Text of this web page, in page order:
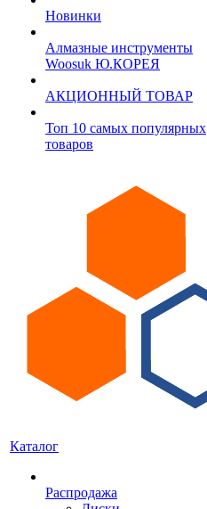
Новинки
Алмазные инструменты
Woosuk Ю.КОРЕЯ
АКЦИОННЫЙ ТОВАР
Топ 10 самых популярных
товаров
Каталог
Распродажа